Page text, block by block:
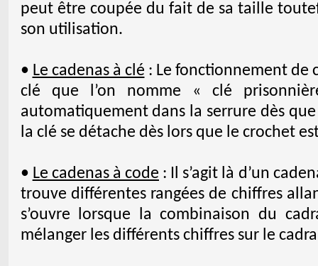
peut être coupée du fait de sa taille
son utilisation.
• Le cadenas à clé : Le fonctionnement de
clé que l’on nomme « clé
automatiquement dans la serrure dès
la clé se détache dès lors que le crochet
• Le cadenas à code : Il s’agit là d’un
trouve différentes rangées de chiffres
s’ouvre lorsque la combinaison du
mélanger les différents chiffres sur le